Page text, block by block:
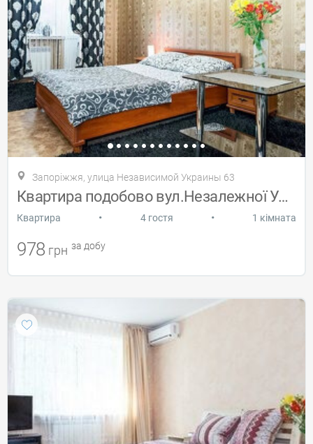
Запоріжжя, улица Независимой Украины 63
Квартира подобово вул.Незалежної України
Квартира • 4 гостя • 1 кімната
978 грн за добу